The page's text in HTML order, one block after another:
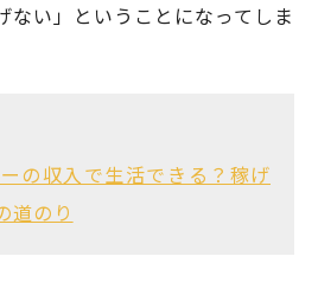
ない」ということになってしま
の収入で生活できる？稼げ
道のり